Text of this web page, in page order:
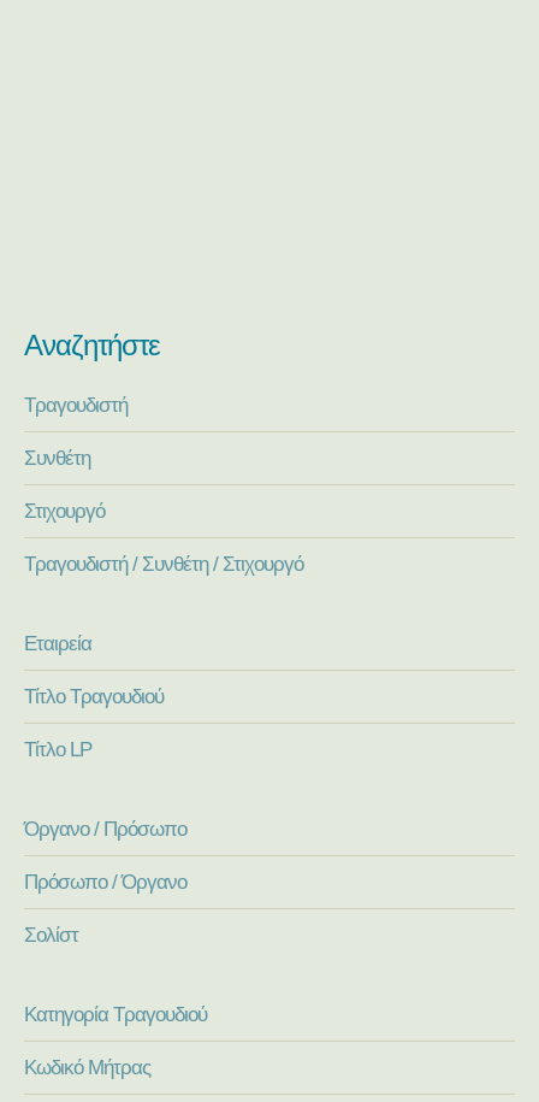
Αναζητήστε
Τραγουδιστή
Συνθέτη
Στιχουργό
Τραγουδιστή / Συνθέτη / Στιχουργό
Εταιρεία
Τίτλο Τραγουδιού
Τίτλο LP
Όργανο / Πρόσωπο
Πρόσωπο / Όργανο
Σολίστ
Κατηγορία Τραγουδιού
Κωδικό Μήτρας